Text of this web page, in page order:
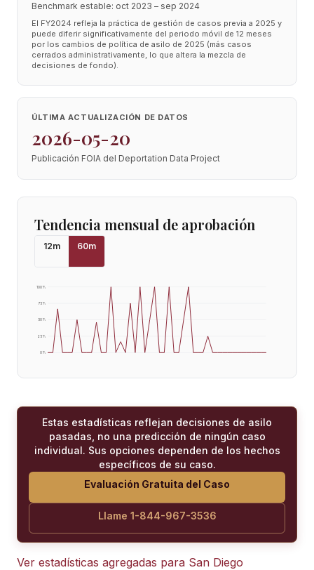
Benchmark estable: oct 2023 – sep 2024
El FY2024 refleja la práctica de gestión de casos previa a 2025 y
puede diferir significativamente del periodo móvil de 12 meses
por los cambios de política de asilo de 2025 (más casos
cerrados administrativamente, lo que altera la mezcla de
decisiones de fondo).
ÚLTIMA ACTUALIZACIÓN DE DATOS
2026-05-20
Publicación FOIA del Deportation Data Project
Tendencia mensual de aprobación
12m 60m
0%
25%
50%
75%
100%
Estas estadísticas reflejan decisiones de asilo
pasadas, no una predicción de ningún caso
individual. Sus opciones dependen de los hechos
específicos de su caso.
Evaluación Gratuita del Caso
Llame 1-844-967-3536
Ver estadísticas agregadas para San Diego